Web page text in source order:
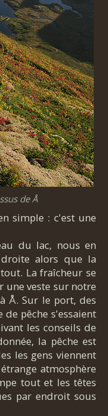
de Å
simple : c'est une
du lac, nous en
alors que la
La fraîcheur se
une veste sur notre
Å. Sur le port, des
pêche s'essaient
les conseils de
la pêche est
les gens viennent
atmosphère
tout et les têtes
par endroit sous